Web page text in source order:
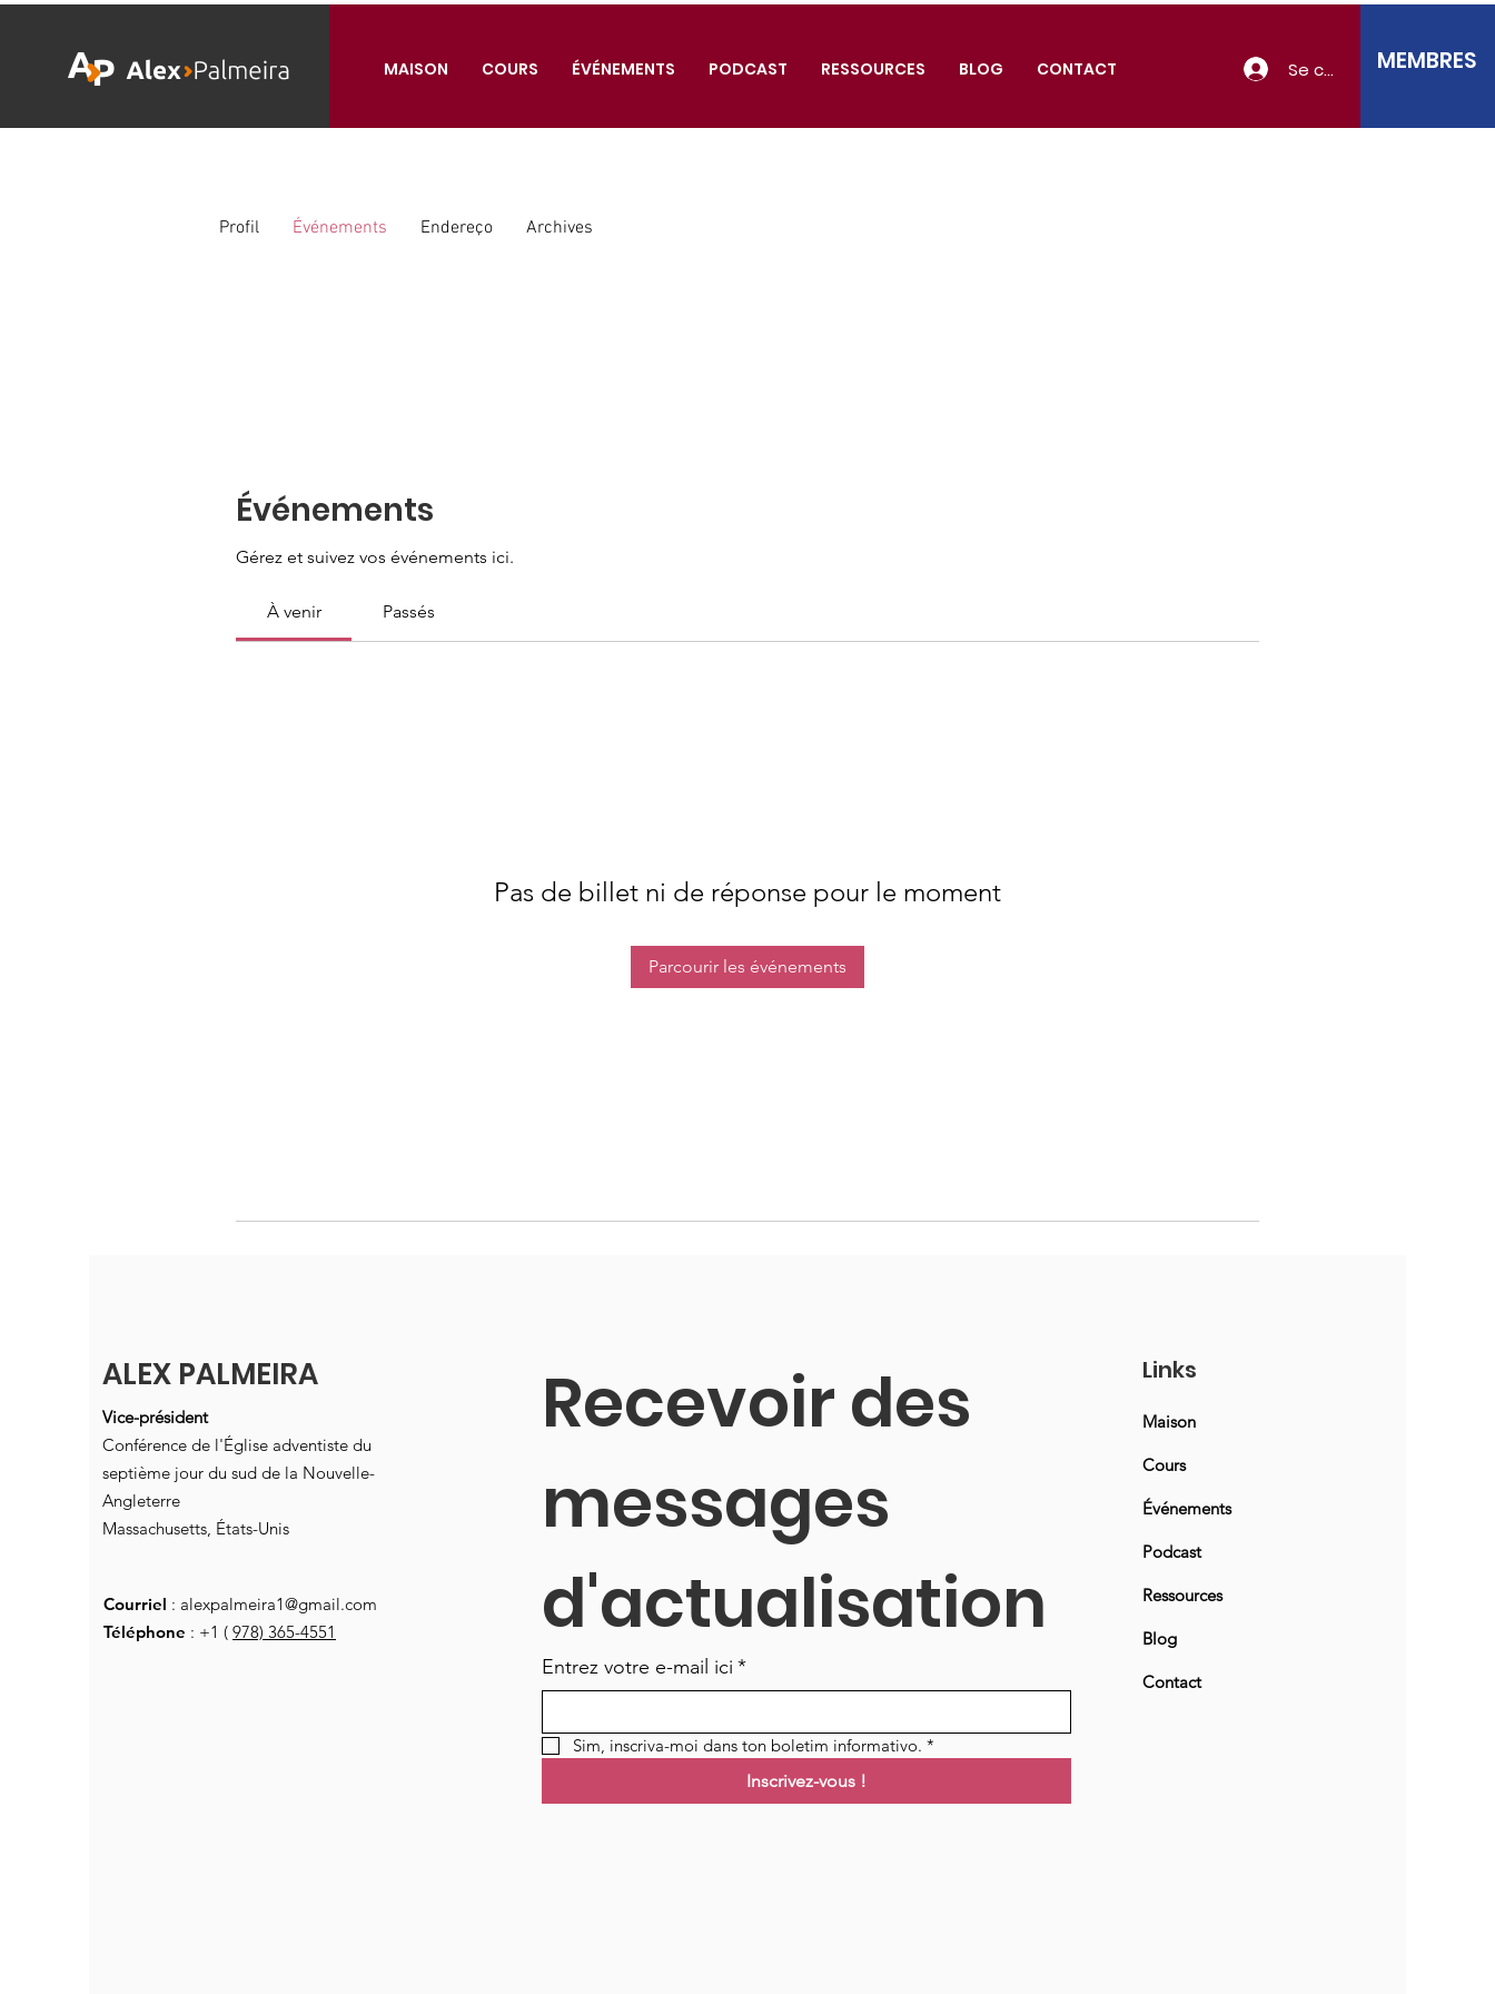
MAISON COURS ÉVÉNEMENTS PODCAST RESSOURCES BLOG CONTACT Se connecterMEMBRES
Événements
Gérez et suivez vos événements ici.
À venir Passés
Pas de billet ni de réponse pour le moment
Parcourir les événements
Profil Événements Endereço Archives
ALEX PALMEIRA
Vice-président
Conférence de l'Église adventiste du
septième jour du sud de la Nouvelle-
Angleterre
Massachusetts, États-Unis
Courriel : alexpalmeira1@gmail.com
Téléphone : +1 ( 978) 365-4551
Recevoir des
messages
d'actualisation
Entrez votre e-mail ici *
Sim, inscriva-moi dans ton boletim informativo. *
Inscrivez-vous !
Links
Maison
Cours
Événements
Podcast
Ressources
Blog
Contact